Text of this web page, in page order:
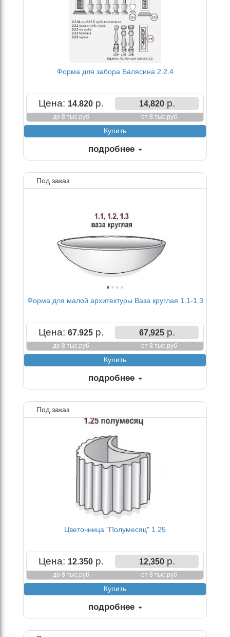
Форма для забора Балясина 2.2.4
Цена: 14.820р.
до 8 тыс.руб
14,820р.
от 8 тыс.руб
подробнее
Под заказ
Форма для малой архитектуры Ваза круглая 1.1-1.3
Цена: 67.925р.
до 8 тыс.руб
67,925р.
от 8 тыс.руб
подробнее
Под заказ
Цветочница "Полумесяц" 1.25
Цена: 12.350р.
до 8 тыс.руб
12,350р.
от 8 тыс.руб
подробнее